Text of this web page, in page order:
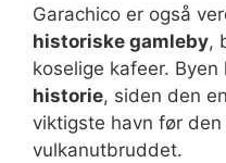
Garachico er også
historiske gamleby,
koselige kafeer. Byen
historie, siden den
viktigste havn før
vulkanutbruddet.